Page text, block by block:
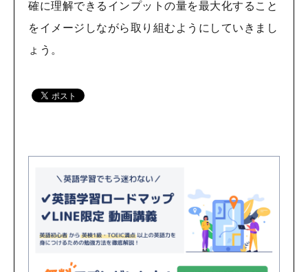
確に理解できるインプットの量を最大化すること
をイメージしながら取り組むようにしていきまし
ょう。